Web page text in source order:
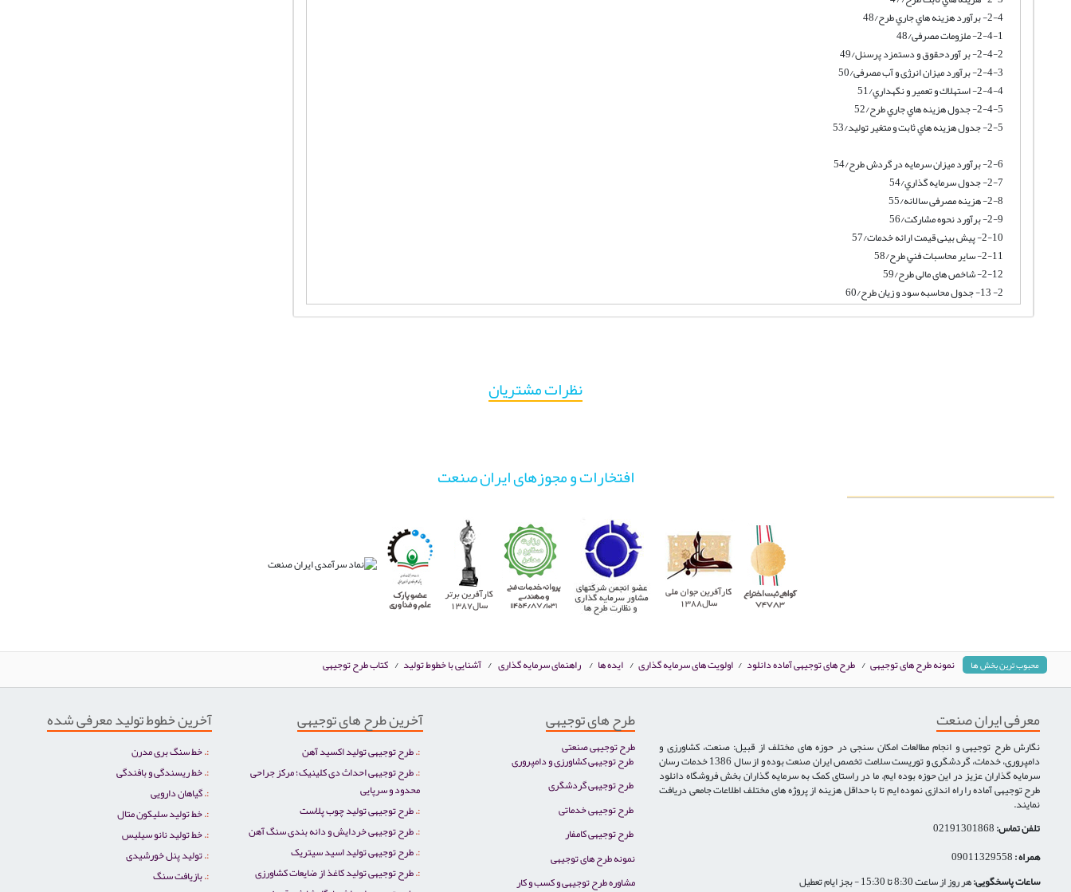
2-4- برآورد هزينه هاي جاري طرح/48
2-4-1- ملزومات مصرفی/48
2-4-2- بر آوردحقوق و دستمزد پرسنل/49
2-4-3- برآورد میزان انرژی و آب مصرفی/50
2-4-4- استهلاك و تعمير و نگهداري/51
2-4-5- جدول هزينه هاي جاري طرح/52
2-5- جدول هزينه هاي ثابت و متغير توليد/53
2-6- برآورد میزان سرمایه در گردش طرح/54
2-7- جدول سرمايه گذاري/54
2-8- هزینه مصرفی سالانه/55
2-9- برآورد نحوه مشارکت/56
2-10- پیش بینی قيمت ارائه خدمات/57
2-11- ساير محاسبات فني طرح/58
2-12- شاخص های مالی طرح/59
2- 13- جدول محاسبه سود و زیان طرح/60
نظرات مشتریان
افتخارات و مجوزهای ایران صنعت
محبوب ترین بخش ها نمونه طرح های توجیهی / طرح های توجیهی آماده دانلود / اولویت های سرمایه گذاری / ایده ها / راهنمای سرمایه گذاری / آشنایی با خطوط تولید / کتاب طرح توجیهی
آخرین خطوط تولید معرفی شده
خط سنگ بری مدرن
خط ریسندگی و بافندگی
گیاهان دارویی
خط تولید سلیکون متال
خط تولید نانو سیلیس
تولید پنل خورشیدی
بازیافت سنگ
آخرین طرح های توجیهی
طرح توجیهی تولید اکسید آهن
طرح توجیهی احداث دی کلینیک؛ مرکز جراحی
محدود و سرپایی
طرح توجیهی تولید چوب پلاست
طرح توجیهی خردایش و دانه بندی سنگ آهن
طرح توجیهی تولید اسید سیتریک
طرح توجیهی تولید کاغذ از ضایعات کشاورزی
طرح های توجیهی
طرح توجیهی صنعتی
طرح توجیهی کشاورزی و دامپروری
طرح توجیهی گردشگری
طرح توجیهی خدماتی
طرح توجیهی کامفار
نمونه طرح های توجیهی
مشاوره طرح توجیهی و کسب و کار
معرفی ایران صنعت
نگارش طرح توجیهی و انجام مطالعات امکان سنجی در حوزه های مختلف از قبیل: صنعت، کشاورزی و
دامپروری، خدمات، گردشگری و توریست سلامت تخصص ایران صنعت بوده و از سال 1386 خدمات رسان
سرمایه گذاران عزیز در این حوزه بوده ایم. ما در راستای کمک به سرمایه گذاران بخش فروشگاه دانلود
طرح توجیهی آماده را راه اندازی نموده ایم تا با حداقل هزینه از پروژه های مختلف اطلاعات جامعی دریافت
نمایند.
تلفن تماس:
همراه :
ساعات پاسخگویی:هر روز از ساعت 8:30 تا 15:30 - بجز ایام تعطیل